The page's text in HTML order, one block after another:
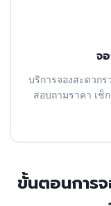
จ
บริการจองสะดวก
สอบถามราคา เช็
ขั้นตอนการจ